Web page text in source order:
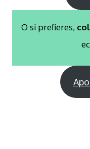
O si prefieres,